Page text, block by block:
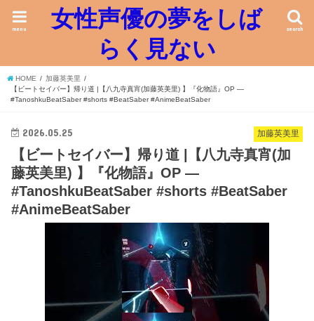
女性声優の夢をしば
らく見ない
search
menu
HOME
加藤英美里
【ビートセイバー】帰り道 |【八九寺真宵(加藤英美里) 】『化物語』OP ―
#TanoshkuBeatSaber #shorts #BeatSaber #AnimeBeatSaber
加藤英美里
2026.05.25
【ビートセイバー】帰り道 |【八九寺真宵(加
藤英美里) 】『化物語』OP ―
#TanoshkuBeatSaber #shorts #BeatSaber
#AnimeBeatSaber